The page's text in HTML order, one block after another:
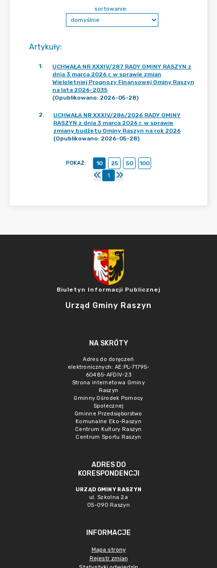
Artykuły:
sortowanie:
1.
UCHWAŁA NR XXXIV/287 RADY GMINY RASZYN z
dnia 3 marca 2026 r. w sprawie zmian
Wieloletniej Prognozy Finansowej Gminy Raszyn
na lata 2026-2035
(Opublikowano: 2026-05-28)
2.
UCHWAŁA NR XXXIV/286/2026 RADY GMINY
RASZYN z dnia 3 marca 2026 r. w sprawie
zmiany budżetu Gminy Raszyn na rok 2026
(Opublikowano: 2026-05-28)
POKAŻ: 10 25 50
100
1
Biuletyn Informacji Publicznej
Urząd Gminy Raszyn
NA SKRÓTY
Adres do doręczeń
elektronicznych: AE:PL-71795-
60485-AFDIV-23
Strona internetowa Gminy
Raszyn
Gminny Ośrodek Pomocy
Społecznej
Gminne Przedsięborstwo
Komunalne Eko-Raszyn
Centrum Kultury Raszyn
Centrum Sportu Raszyn
ADRES DO
KORESPONDENCJI
URZĄD GMINY RASZYN
ul. Szkolna 2a
05-090 Raszyn
INFORMACJE
Mapa strony
Rejestr zmian